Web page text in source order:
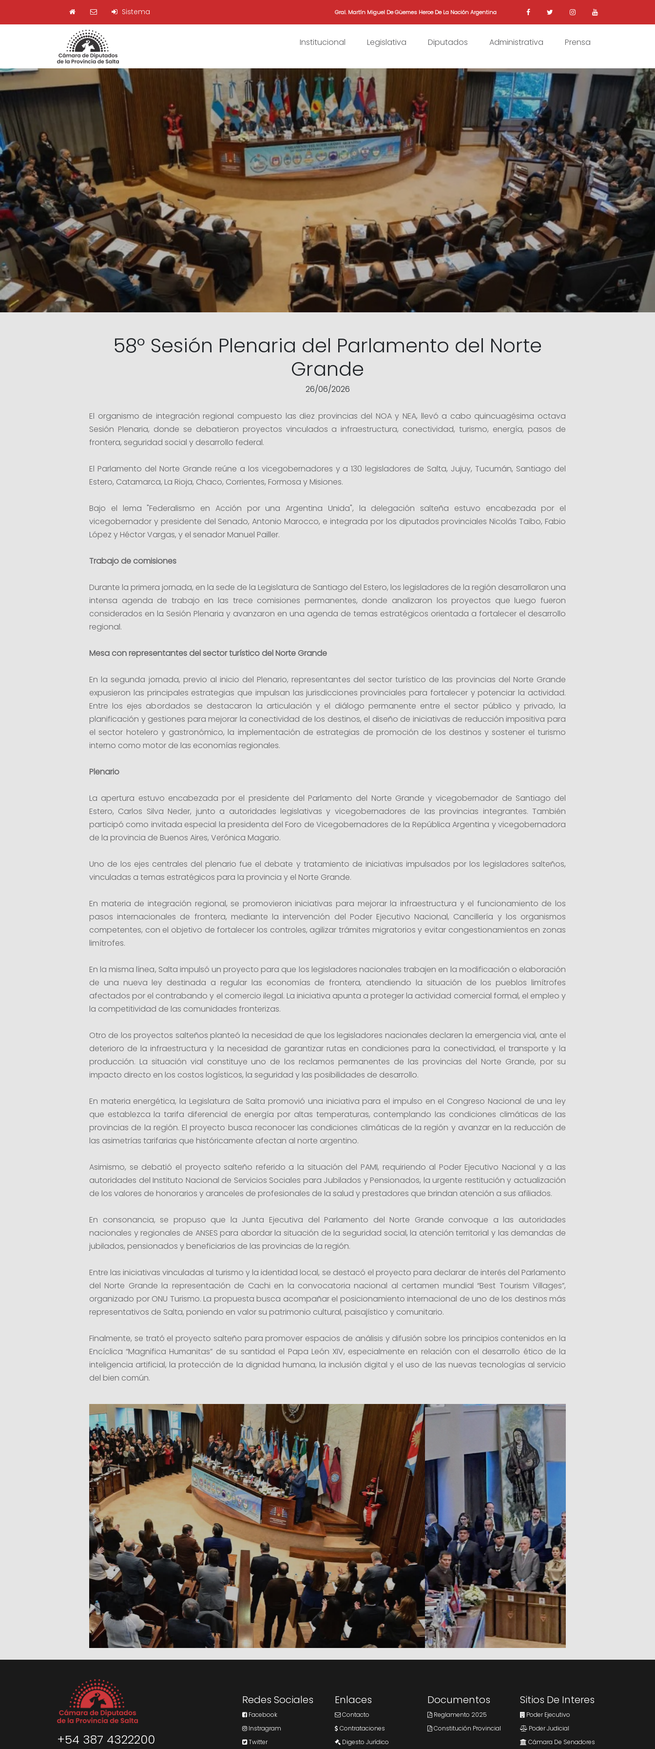
Sistema Gral. Martín Miguel De Güemes Heroe De La Nación Argentina
Institucional Legislativa Diputados Administrativa Prensa
58º Sesión Plenaria del Parlamento del Norte
Grande
26/06/2026
El organismo de integración regional compuesto las diez provincias del NOA y NEA, llevó a cabo quincuagésima octava
Sesión Plenaria, donde se debatieron proyectos vinculados a infraestructura, conectividad, turismo, energía, pasos de
frontera, seguridad social y desarrollo federal.
El Parlamento del Norte Grande reúne a los vicegobernadores y a 130 legisladores de Salta, Jujuy, Tucumán, Santiago del
Estero, Catamarca, La Rioja, Chaco, Corrientes, Formosa y Misiones.
Bajo el lema "Federalismo en Acción por una Argentina Unida", la delegación salteña estuvo encabezada por el
vicegobernador y presidente del Senado, Antonio Marocco, e integrada por los diputados provinciales Nicolás Taibo, Fabio
López y Héctor Vargas, y el senador Manuel Pailler.
Trabajo de comisiones
Durante la primera jornada, en la sede de la Legislatura de Santiago del Estero, los legisladores de la región desarrollaron una
intensa agenda de trabajo en las trece comisiones permanentes, donde analizaron los proyectos que luego fueron
considerados en la Sesión Plenaria y avanzaron en una agenda de temas estratégicos orientada a fortalecer el desarrollo
regional.
Mesa con representantes del sector turístico del Norte Grande
En la segunda jornada, previo al inicio del Plenario, representantes del sector turístico de las provincias del Norte Grande
expusieron las principales estrategias que impulsan las jurisdicciones provinciales para fortalecer y potenciar la actividad.
Entre los ejes abordados se destacaron la articulación y el diálogo permanente entre el sector público y privado, la
planificación y gestiones para mejorar la conectividad de los destinos, el diseño de iniciativas de reducción impositiva para
el sector hotelero y gastronómico, la implementación de estrategias de promoción de los destinos y sostener el turismo
interno como motor de las economías regionales.
Plenario
La apertura estuvo encabezada por el presidente del Parlamento del Norte Grande y vicegobernador de Santiago del
Estero, Carlos Silva Neder, junto a autoridades legislativas y vicegobernadores de las provincias integrantes. También
participó como invitada especial la presidenta del Foro de Vicegobernadores de la República Argentina y vicegobernadora
de la provincia de Buenos Aires, Verónica Magario.
Uno de los ejes centrales del plenario fue el debate y tratamiento de iniciativas impulsados por los legisladores salteños,
vinculadas a temas estratégicos para la provincia y el Norte Grande.
En materia de integración regional, se promovieron iniciativas para mejorar la infraestructura y el funcionamiento de los
pasos internacionales de frontera, mediante la intervención del Poder Ejecutivo Nacional, Cancillería y los organismos
competentes, con el objetivo de fortalecer los controles, agilizar trámites migratorios y evitar congestionamientos en zonas
limítrofes.
En la misma línea, Salta impulsó un proyecto para que los legisladores nacionales trabajen en la modificación o elaboración
de una nueva ley destinada a regular las economías de frontera, atendiendo la situación de los pueblos limítrofes
afectados por el contrabando y el comercio ilegal. La iniciativa apunta a proteger la actividad comercial formal, el empleo y
la competitividad de las comunidades fronterizas.
Otro de los proyectos salteños planteó la necesidad de que los legisladores nacionales declaren la emergencia vial, ante el
deterioro de la infraestructura y la necesidad de garantizar rutas en condiciones para la conectividad, el transporte y la
producción. La situación vial constituye uno de los reclamos permanentes de las provincias del Norte Grande, por su
impacto directo en los costos logísticos, la seguridad y las posibilidades de desarrollo.
En materia energética, la Legislatura de Salta promovió una iniciativa para el impulso en el Congreso Nacional de una ley
que establezca la tarifa diferencial de energía por altas temperaturas, contemplando las condiciones climáticas de las
provincias de la región. El proyecto busca reconocer las condiciones climáticas de la región y avanzar en la reducción de
las asimetrías tarifarias que históricamente afectan al norte argentino.
Asimismo, se debatió el proyecto salteño referido a la situación del PAMI, requiriendo al Poder Ejecutivo Nacional y a las
autoridades del Instituto Nacional de Servicios Sociales para Jubilados y Pensionados, la urgente restitución y actualización
de los valores de honorarios y aranceles de profesionales de la salud y prestadores que brindan atención a sus afiliados.
En consonancia, se propuso que la Junta Ejecutiva del Parlamento del Norte Grande convoque a las autoridades
nacionales y regionales de ANSES para abordar la situación de la seguridad social, la atención territorial y las demandas de
jubilados, pensionados y beneficiarios de las provincias de la región.
Entre las iniciativas vinculadas al turismo y la identidad local, se destacó el proyecto para declarar de interés del Parlamento
del Norte Grande la representación de Cachi en la convocatoria nacional al certamen mundial “Best Tourism Villages”,
organizado por ONU Turismo. La propuesta busca acompañar el posicionamiento internacional de uno de los destinos más
representativos de Salta, poniendo en valor su patrimonio cultural, paisajístico y comunitario.
Finalmente, se trató el proyecto salteño para promover espacios de análisis y difusión sobre los principios contenidos en la
Encíclica “Magnifica Humanitas” de su santidad el Papa León XIV, especialmente en relación con el desarrollo ético de la
inteligencia artificial, la protección de la dignidad humana, la inclusión digital y el uso de las nuevas tecnologías al servicio
del bien común.
+54 387 4322200
Redes Sociales
Facebook
Instragram
Twitter
Enlaces
Contacto
Contrataciones
Digesto Jurídico
Documentos
Reglamento 2025
Constitución Provincial
Sitios De Interes
Poder Ejecutivo
Poder Judicial
Cámara De Senadores